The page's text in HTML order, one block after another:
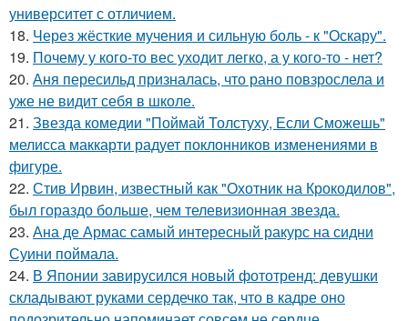
университет с отличием.
18. Через жёсткие мучения и сильную боль - к "Оскару".
19. Почему у кого-то вес уходит легко, а у кого-то - нет?
20. Аня пересильд призналась, что рано повзрослела и
уже не видит себя в школе.
21. Звезда комедии "Поймай Толстуху, Если Сможешь"
мелисса маккарти радует поклонников изменениями в
фигуре.
22. Стив Ирвин, известный как "Охотник на Крокодилов",
был гораздо больше, чем телевизионная звезда.
23. Ана де Армас самый интересный ракурс на сидни
Суини поймала.
24. В Японии завирусился новый фототренд: девушки
складывают руками сердечко так, что в кадре оно